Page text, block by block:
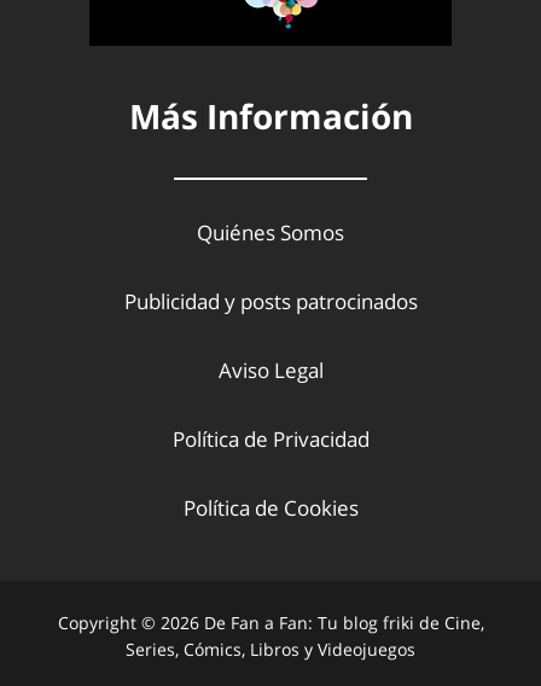
Más Información
Quiénes Somos
Publicidad y posts patrocinados
Aviso Legal
Política de Privacidad
Política de Cookies
Copyright © 2026 De Fan a Fan: Tu blog friki de Cine,
Series, Cómics, Libros y Videojuegos